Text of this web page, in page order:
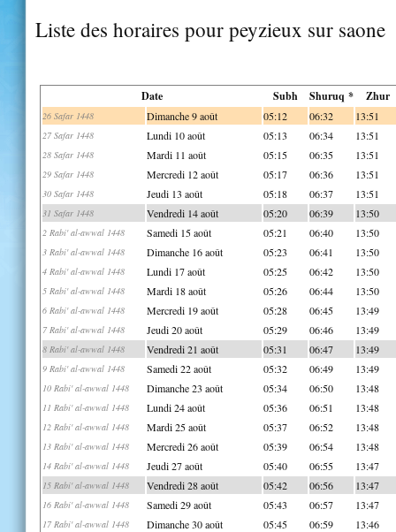
Liste des horaires pour peyzieux sur saone
Date Subh Shuruq * Zhur
26 Safar 1448 Dimanche 9 août 05:12 06:32 13:51
27 Safar 1448 Lundi 10 août 05:13 06:34 13:51
28 Safar 1448 Mardi 11 août 05:15 06:35 13:51
29 Safar 1448 Mercredi 12 août 05:17 06:36 13:51
30 Safar 1448 Jeudi 13 août 05:18 06:37 13:51
31 Safar 1448 Vendredi 14 août 05:20 06:39 13:50
2 Rabi' al-awwal 1448 Samedi 15 août 05:21 06:40 13:50
3 Rabi' al-awwal 1448 Dimanche 16 août 05:23 06:41 13:50
4 Rabi' al-awwal 1448 Lundi 17 août 05:25 06:42 13:50
5 Rabi' al-awwal 1448 Mardi 18 août 05:26 06:44 13:50
6 Rabi' al-awwal 1448 Mercredi 19 août 05:28 06:45 13:49
7 Rabi' al-awwal 1448 Jeudi 20 août 05:29 06:46 13:49
8 Rabi' al-awwal 1448 Vendredi 21 août 05:31 06:47 13:49
9 Rabi' al-awwal 1448 Samedi 22 août 05:32 06:49 13:49
10 Rabi' al-awwal 1448 Dimanche 23 août 05:34 06:50 13:48
11 Rabi' al-awwal 1448 Lundi 24 août 05:36 06:51 13:48
12 Rabi' al-awwal 1448 Mardi 25 août 05:37 06:52 13:48
13 Rabi' al-awwal 1448 Mercredi 26 août 05:39 06:54 13:48
14 Rabi' al-awwal 1448 Jeudi 27 août 05:40 06:55 13:47
15 Rabi' al-awwal 1448 Vendredi 28 août 05:42 06:56 13:47
16 Rabi' al-awwal 1448 Samedi 29 août 05:43 06:57 13:47
17 Rabi' al-awwal 1448 Dimanche 30 août 05:45 06:59 13:46